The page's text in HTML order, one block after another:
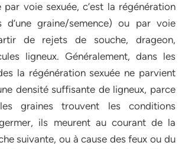
voie sexuée, c’est la régénération
d’une graine/semence) ou par voie
de rejets de souche, drageon,
ligneux. Généralement, dans les
la régénération sexuée ne parvient
densité suffisante de ligneux, parce
graines trouvent les conditions
ils meurent au courant de la
suivante, ou à cause des feux ou du